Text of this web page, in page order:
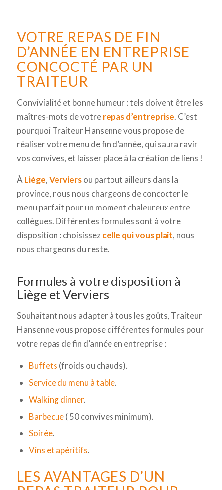
VOTRE REPAS DE FIN
D’ANNÉE EN ENTREPRISE
CONCOCTÉ PAR UN
TRAITEUR
Convivialité et bonne humeur : tels doivent être les
maîtres-mots de votrerepas d’entreprise. C’est
pourquoi Traiteur Hansenne vous propose de
réaliser votre menu de fin d’année, qui saura ravir
vos convives, et laisser place à la création de liens !
À Liège,Verviersou partout ailleurs dans la
province, nous nous chargeons de concocter le
menu parfait pour un moment chaleureux entre
collègues. Différentes formules sont à votre
disposition : choisissezcelle qui vous plaît, nous
nous chargeons du reste.
Formules à votre disposition à
Liège et Verviers
Souhaitant nous adapter à tous les goûts, Traiteur
Hansenne vous propose différentes formules pour
votre repas de fin d’année en entreprise :
Buffets (froids ou chauds).
Service du menu à table.
Walking dinner.
Barbecue( 50 convives minimum).
Soirée.
Vins et apéritifs.
LES AVANTAGES D’UN